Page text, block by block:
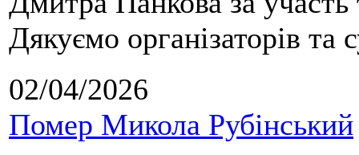
Дякуємо організаторів та
02/04/2026
Помер Микола Рубінський